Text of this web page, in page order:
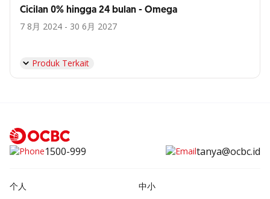
Cicilan 0% hingga 24 bulan - Omega
7 8月 2024 - 30 6月 2027
Produk Terkait
1500-999 tanya@ocbc.id
个人
中小